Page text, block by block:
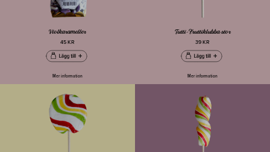
Violkarameller
45 KR
Mer information
Tutti-Fruttiklubba stor
39 KR
Mer information